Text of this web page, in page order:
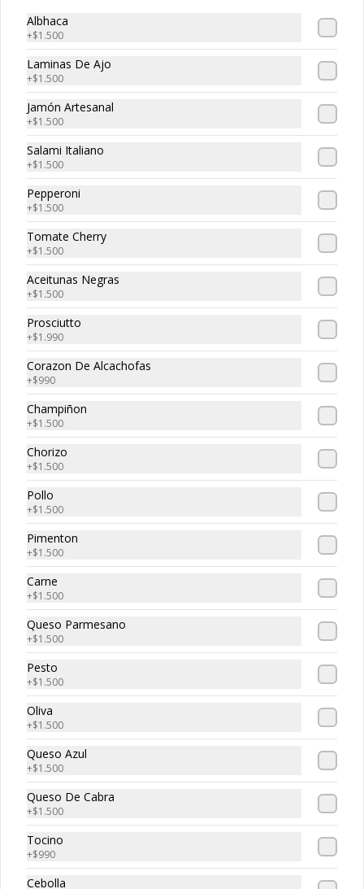
Spaguetti
Pasta larga
Tripasta Familiar
Tripasta Familiar
-  Fetuccini boloñesa
-  Ñoki al pesto
-  Penne rigatti alfredo
Tripasta de Tonny
Tripasta de Tonny
-  Fetuccini boloñesa
-  Ñoki al pesto
-  Penne rigatti alfredo
Antipasto
Bolitas de Carne
Bolitas de Carne, 3 unidades de
bolitas de carne envueltan en suave
masa de pizza frita, puedes escoger tu
salsa favotita!!
Caprese
Mozzarella Fior, tomate, albahaca y
pesto acompañado de tostadas.
Char-Q
Prosciutto, mortadella, tomates
Albhaca
+$1.500
Laminas De Ajo
+$1.500
Jamón Artesanal
+$1.500
Salami Italiano
+$1.500
Pepperoni
+$1.500
Tomate Cherry
+$1.500
Aceitunas Negras
+$1.500
Prosciutto
+$1.990
Corazon De Alcachofas
+$990
Champiñon
+$1.500
Chorizo
+$1.500
Pollo
+$1.500
Pimenton
+$1.500
Carne
+$1.500
Queso Parmesano
+$1.500
Pesto
+$1.500
Oliva
+$1.500
Queso Azul
+$1.500
Queso De Cabra
+$1.500
Tocino
+$990
Cebolla